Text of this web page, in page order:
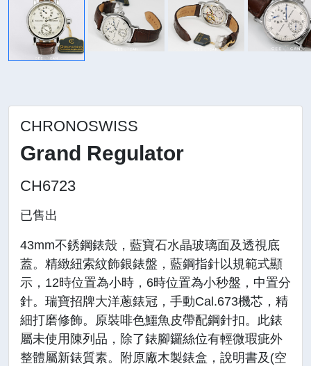
CHRONOSWISS
Grand Regulator
CH6723
已售出
43mm不銹鋼錶殼，藍寶石水晶玻璃面及透視底
蓋。精緻紐索紋飾銀錶盤，藍鋼指針以規範式顯
示，12時位置為小時，6時位置為小秒盤，中置分
針。瑞寶招牌大洋蔥錶冠，手動Cal.673機芯，精
細打磨修飾。原裝啡色鱷魚皮帶配鋼針扣。此錶
屬未使用陳列品，除了錶腳鑼絲位有輕微瑕疵外
整體屬新錶質素。附原廠木製錶盒，說明書及(空